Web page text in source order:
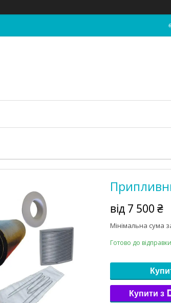
від 7 500 ₴
Мінімальна сума
Готово до відправки
Купити з